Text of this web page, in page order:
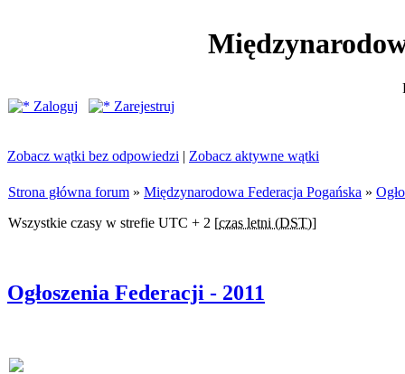
Zaloguj
Zarejestruj
Zobacz wątki bez odpowiedzi | Zobacz aktywne wątki
Strona główna forum » Międzynarodowa Federacja Pogańska »
Wszystkie czasy w strefie UTC + 2 [czas letni (DST)]
Ogłoszenia Federacji - 2011